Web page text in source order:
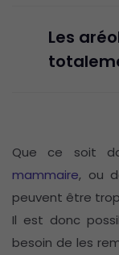
Les
Que ce soit
mammaire, ou
peuvent être
Il est donc
besoin de les